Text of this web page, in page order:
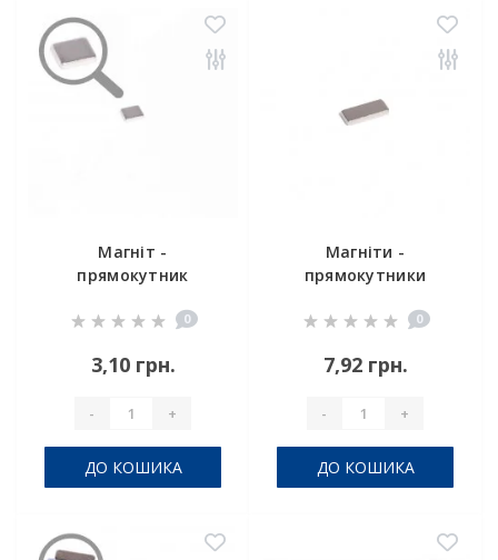
Магніт -
прямокутник
0
3,10 грн.
- +
ДО КОШИКА
Магніти -
прямокутники
0
7,92 грн.
- +
ДО КОШИКА